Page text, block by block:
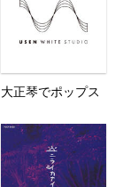
大正琴でポップス